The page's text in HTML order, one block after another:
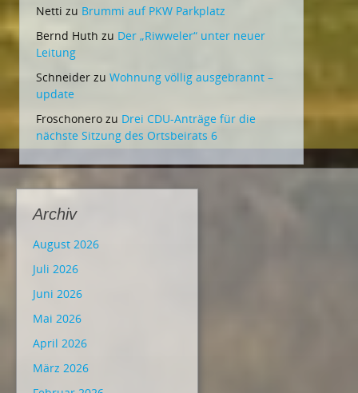
Netti zu Brummi auf PKW Parkplatz
Bernd Huth zu Der „Riwweler“ unter neuer
Leitung
Schneider zu Wohnung völlig ausgebrannt –
update
Froschonero zu Drei CDU-Anträge für die
nächste Sitzung des Ortsbeirats 6
Archiv
August 2026
Juli 2026
Juni 2026
Mai 2026
April 2026
März 2026